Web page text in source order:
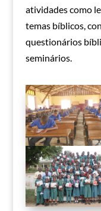
atividades como
temas bíblicos,
questionários
seminários.